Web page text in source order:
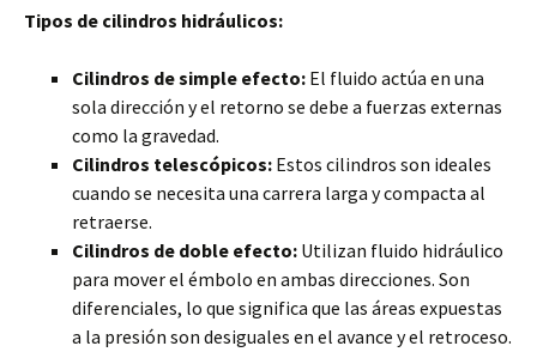
Tipos de cilindros hidráulicos:
Cilindros de simple efecto: El fluido actúa en una
sola dirección y el retorno se debe a fuerzas externas
como la gravedad.
Cilindros telescópicos: Estos cilindros son ideales
cuando se necesita una carrera larga y compacta al
retraerse.
Cilindros de doble efecto: Utilizan fluido hidráulico
para mover el émbolo en ambas direcciones. Son
diferenciales, lo que significa que las áreas expuestas
a la presión son desiguales en el avance y el retroceso.